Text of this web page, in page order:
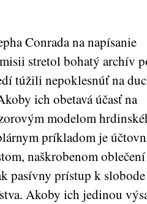
Conrada na napísanie
stretol bohatý archív
túžili nepoklesnúť na
ich obetavá účasť na
modelom
príkladom je
naškrobenom
pasívny prístup k slobode
Akoby ich jedinou